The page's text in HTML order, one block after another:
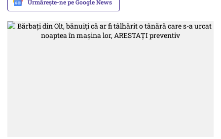
Urmărește-ne pe Google News